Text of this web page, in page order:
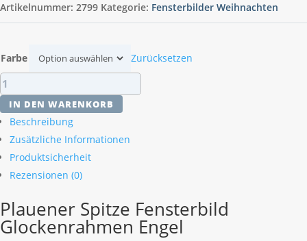
Artikelnummer: 2799 Kategorie: Fensterbilder Weihnachten
Farbe
Zurücksetzen
Plauener
Spitze
Fensterbild
Glockenrahmen
Engel
Menge
IN DEN WARENKORB
Beschreibung
Zusätzliche Informationen
Produktsicherheit
Rezensionen (0)
Plauener Spitze Fensterbild
Glockenrahmen Engel